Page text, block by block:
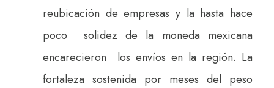
reubicación de empresas y la hasta hace
poco solidez de la moneda mexicana
encarecieron los envíos en la región. La
fortaleza sostenida por meses del peso